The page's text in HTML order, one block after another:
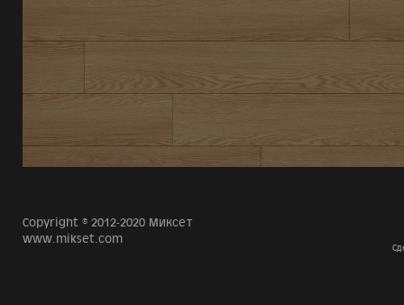
Copyright © 2012-2020 Миксет
www.mikset.com